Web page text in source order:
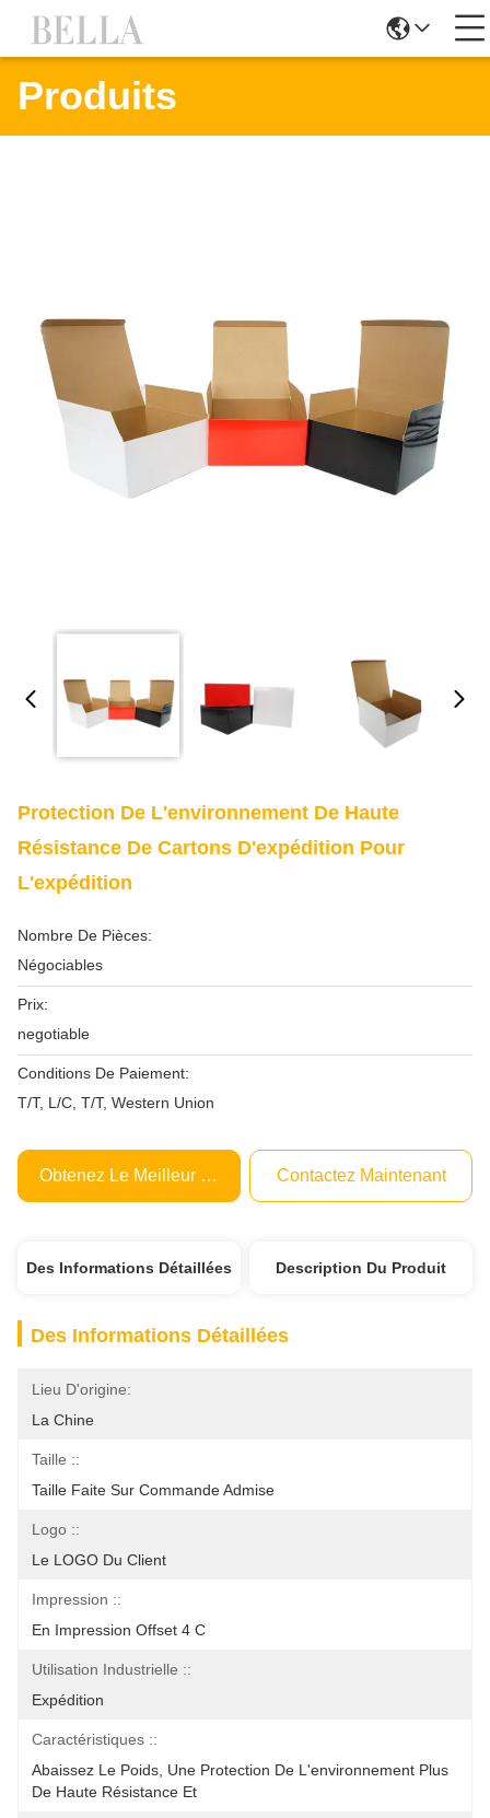
Produits
Protection De L'environnement De Haute
Résistance De Cartons D'expédition Pour
L'expédition
Nombre De Pièces:
Négociables
Prix:
negotiable
Conditions De Paiement:
T/T, L/C, T/T, Western Union
Obtenez Le Meilleur Prix Contactez Maintenant
Des Informations Détaillées Description Du Produit
Des Informations Détaillées
Lieu D'origine:
La Chine
Taille ::
Taille Faite Sur Commande Admise
Logo ::
Le LOGO Du Client
Impression ::
En Impression Offset 4 C
Utilisation Industrielle ::
Expédition
Caractéristiques ::
Abaissez Le Poids, Une Protection De L'environnement Plus
De Haute Résistance Et